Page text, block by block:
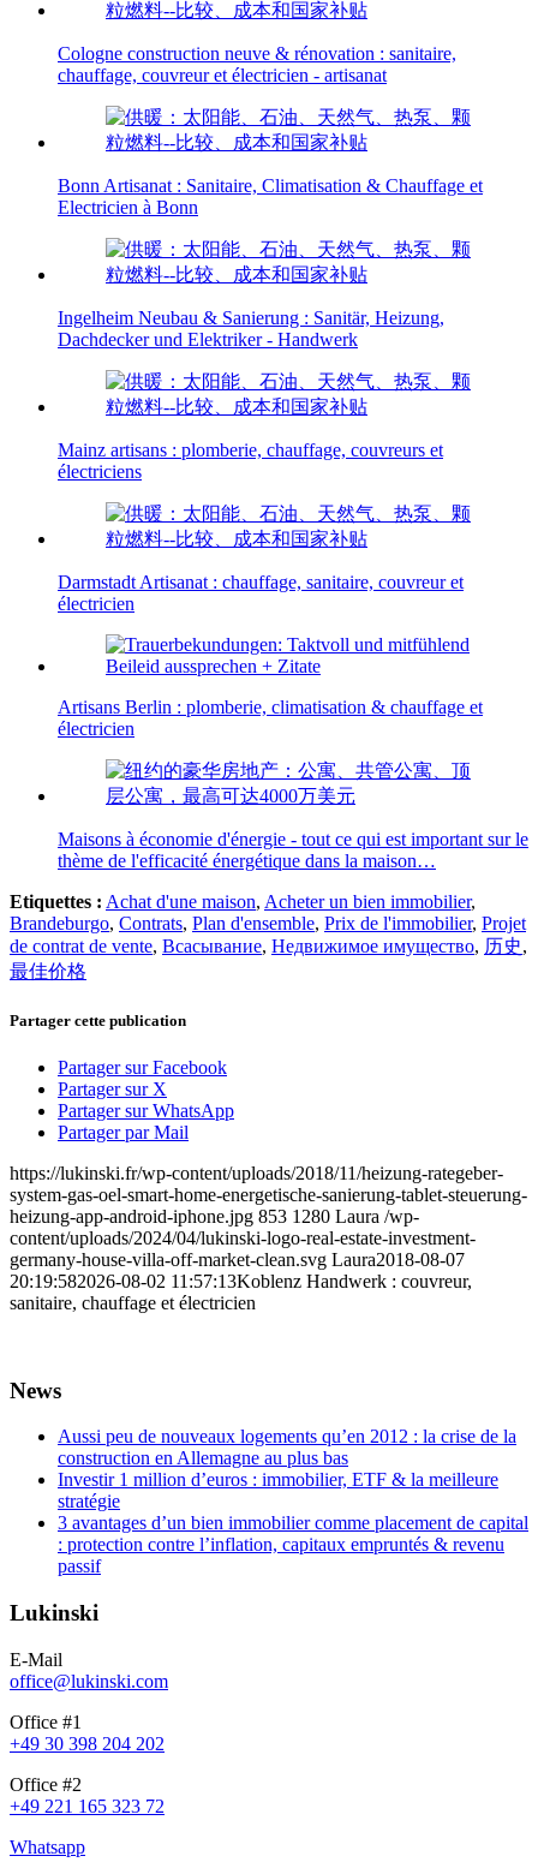
Cologne construction neuve & rénovation : sanitaire,
chauffage, couvreur et électricien - artisanat
Bonn Artisanat : Sanitaire, Climatisation & Chauffage et
Electricien à Bonn
Ingelheim Neubau & Sanierung : Sanitär, Heizung,
Dachdecker und Elektriker - Handwerk
Mainz artisans : plomberie, chauffage, couvreurs et
électriciens
Darmstadt Artisanat : chauffage, sanitaire, couvreur et
électricien
Artisans Berlin : plomberie, climatisation & chauffage et
électricien
Maisons à économie d'énergie - tout ce qui est important sur le
thème de l'efficacité énergétique dans la maison…
Etiquettes : Achat d'une maison, Acheter un bien immobilier,
Brandeburgo, Contrats, Plan d'ensemble, Prix de l'immobilier, Projet
de contrat de vente, Всасывание, Недвижимое имущество, 历史,
最佳价格
Partager cette publication
Partager sur Facebook
Partager sur X
Partager sur WhatsApp
Partager par Mail
https://lukinski.fr/wp-content/uploads/2018/11/heizung-rategeber-
system-gas-oel-smart-home-energetische-sanierung-tablet-steuerung-
heizung-app-android-iphone.jpg 853 1280 Laura /wp-
content/uploads/2024/04/lukinski-logo-real-estate-investment-
germany-house-villa-off-market-clean.svg Laura2018-08-07
20:19:582026-08-02 11:57:13Koblenz Handwerk : couvreur,
sanitaire, chauffage et électricien
News
Aussi peu de nouveaux logements qu’en 2012 : la crise de la
construction en Allemagne au plus bas
Investir 1 million d’euros : immobilier, ETF & la meilleure
stratégie
3 avantages d’un bien immobilier comme placement de capital
: protection contre l’inflation, capitaux empruntés & revenu
passif
Lukinski
E-Mail
office@lukinski.com
Office #1
+49 30 398 204 202
Office #2
+49 221 165 323 72
Whatsapp